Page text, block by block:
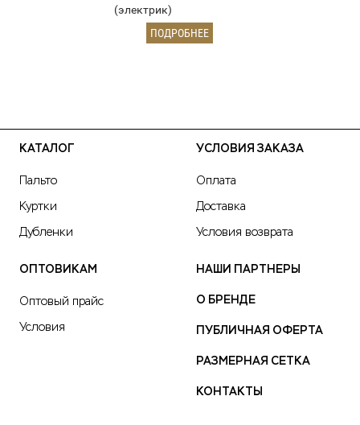
(электрик)
ПОДРОБНЕЕ
КАТАЛОГ
Пальто
Куртки
Дубленки
УСЛОВИЯ ЗАКАЗА
Оплата
Доставка
Условия возврата
ОПТОВИКАМ
Оптовый прайс
Условия
НАШИ ПАРТНЕРЫ
О БРЕНДЕ
ПУБЛИЧНАЯ ОФЕРТА
РАЗМЕРНАЯ СЕТКА
КОНТАКТЫ